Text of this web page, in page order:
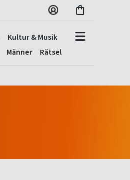
Kultur & Musik
Männer Rätsel